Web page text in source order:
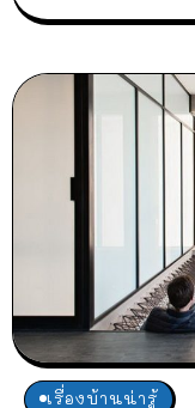
เรื่องบ้านน่ารู้